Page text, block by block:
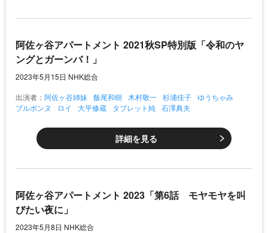
阿佐ヶ谷アパートメント 2021秋SP特別版「令和のヤ
ングとガーンバ！」
2023年5月15日 NHK総合
出演者： 阿佐ヶ谷姉妹 飯尾和樹 木村敬一 杉浦佳子 ゆうちゃみ
ブルボンヌ
ロイ 大平修蔵 タブレット純 石澤典夫
詳細を見る
阿佐ヶ谷アパートメント 2023「第6話 モヤモヤを叫
びたい夜に」
2023年5月8日 NHK総合